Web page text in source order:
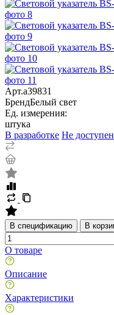
Арт.a39831
БрендБелый свет
Ед. измерения:
штука
В разработке Не доступен
В спецификацию В
О товаре
Описание
Характеристики